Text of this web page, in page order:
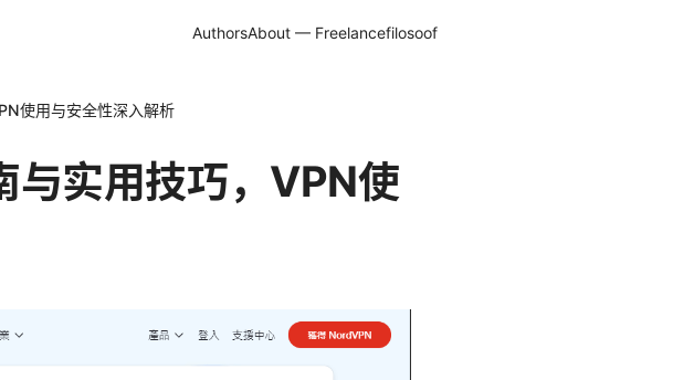
AuthorsAbout — Freelancefilosoof
使用与安全性深入解析
实用技巧，VPN使